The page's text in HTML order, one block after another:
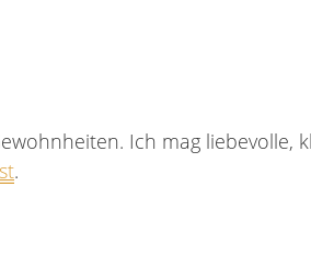
Ich mag
.